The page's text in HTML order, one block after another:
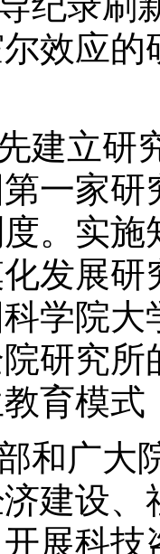
效应
建立研
一家
。实施
发展
学院
研究
育模
和广大
建设
展科